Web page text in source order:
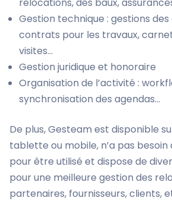
Gestion technique : gestions des
contrats pour les travaux,
visites…
Gestion juridique et honoraire
Organisation de l’activité :
synchronisation des agendas…
De plus, Gesteam est disponible
tablette ou mobile, n’a pas
pour être utilisé et dispose de
pour une meilleure gestion des
partenaires, fournisseurs, clients,